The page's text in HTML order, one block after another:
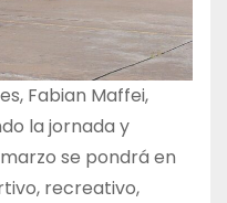
Fabian Maffei,
la jornada y
se pondrá en
recreativo,